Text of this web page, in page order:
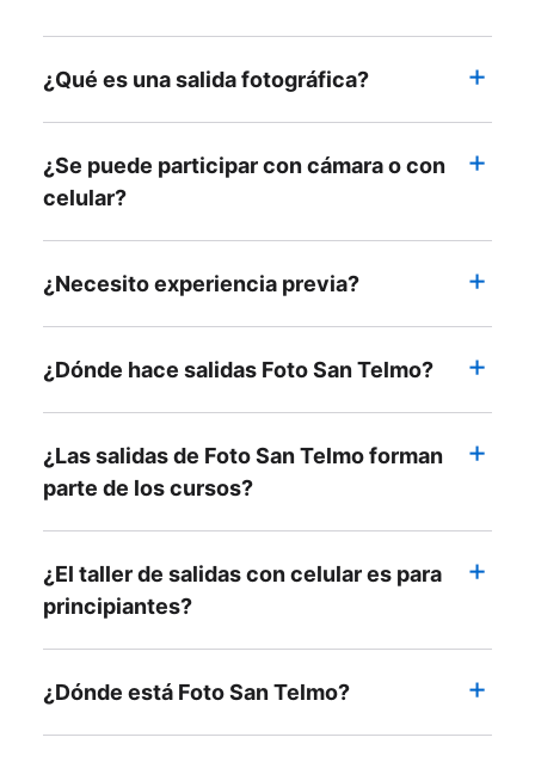
¿Qué es una salida fotográfica?
¿Se puede participar con cámara o con
celular?
¿Necesito experiencia previa?
¿Dónde hace salidas Foto San Telmo?
¿Las salidas de Foto San Telmo forman
parte de los cursos?
¿El taller de salidas con celular es para
principiantes?
¿Dónde está Foto San Telmo?